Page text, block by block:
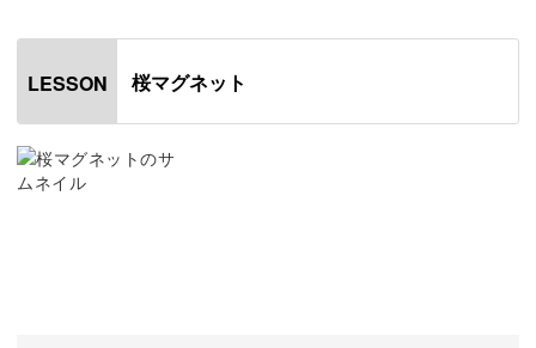
このさりげない輝きを出せるのは、マグネットジェルなら
トレンドのマグネットジェルを使うことで、角度によって
LESSON 桜マグネット